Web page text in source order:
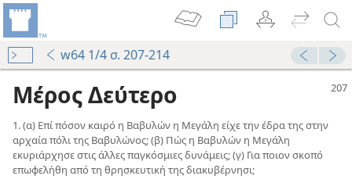
w64 1/4 σ. 207-214
Μέρος Δεύτερο
1. (α) Επί πόσον καιρό η Βαβυλών η Μεγάλη είχε την έδρα της στην
αρχαία πόλι της Βαβυλώνος; (β) Πώς η Βαβυλών η Μεγάλη
εκυριάρχησε στις άλλες παγκόσμιες δυνάμεις; (γ) Για ποιον σκοπό
επωφελήθη από τη θρησκευτική της διακυβέρνησι;